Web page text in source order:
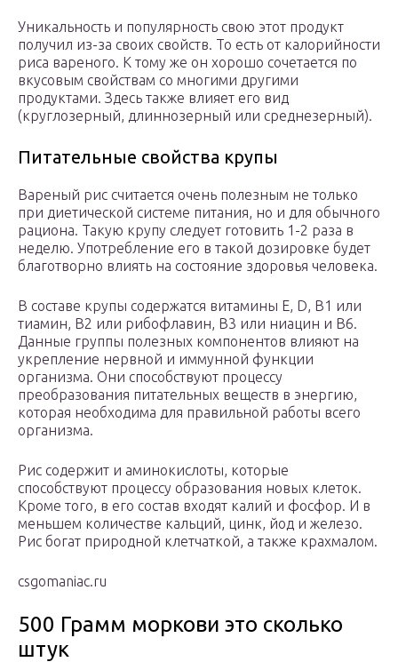
Уникальность и популярность свою этот продукт
получил из-за своих свойств. То есть от калорийности
риса вареного. К тому же он хорошо сочетается по
вкусовым свойствам со многими другими
продуктами. Здесь также влияет его вид
(круглозерный, длиннозерный или среднезерный).
Питательные свойства крупы
Вареный рис считается очень полезным не только
при диетической системе питания, но и для обычного
рациона. Такую крупу следует готовить 1-2 раза в
неделю. Употребление его в такой дозировке будет
благотворно влиять на состояние здоровья человека.
В составе крупы содержатся витамины Е, D, В1 или
тиамин, В2 или рибофлавин, В3 или ниацин и В6.
Данные группы полезных компонентов влияют на
укрепление нервной и иммунной функции
организма. Они способствуют процессу
преобразования питательных веществ в энергию,
которая необходима для правильной работы всего
организма.
Рис содержит и аминокислоты, которые
способствуют процессу образования новых клеток.
Кроме того, в его состав входят калий и фосфор. И в
меньшем количестве кальций, цинк, йод и железо.
Рис богат природной клетчаткой, а также крахмалом.
csgomaniac.ru
500 Грамм моркови это сколько
штук